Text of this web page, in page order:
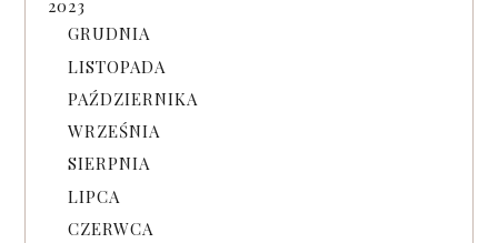
2023
GRUDNIA
LISTOPADA
PAŹDZIERNIKA
WRZEŚNIA
SIERPNIA
LIPCA
CZERWCA